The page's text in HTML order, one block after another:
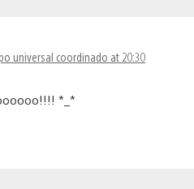
universal coordinado at 20:30
*_*